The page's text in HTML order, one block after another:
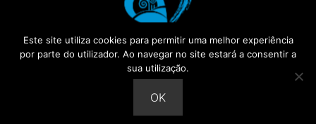
Câmara Municipal de Santiago do Cacém
Todos os direitos reservados
Este site utiliza cookies para permitir uma melhor experiência
por parte do utilizador. Ao navegar no site estará a consentir a
sua utilização.
OK